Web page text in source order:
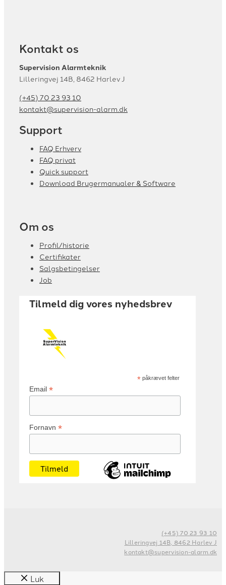
Kontakt os
Supervision Alarmteknik
Lilleringvej 14B, 8462 Harlev J
(+45) 70 23 93 10
kontakt@supervision-alarm.dk
Support
FAQ Erhverv
FAQ privat
Quick support
Download Brugermanualer & Software
Om os
Profil/historie
Certifikater
Salgsbetingelser
Job
Tilmeld dig vores nyhedsbrev
*påkrævet felter
Email *
Fornavn *
(+45) 70 23 93 10
Lilleringvej 14B, 8462 Harlev J
kontakt@supervision-alarm.dk
Luk